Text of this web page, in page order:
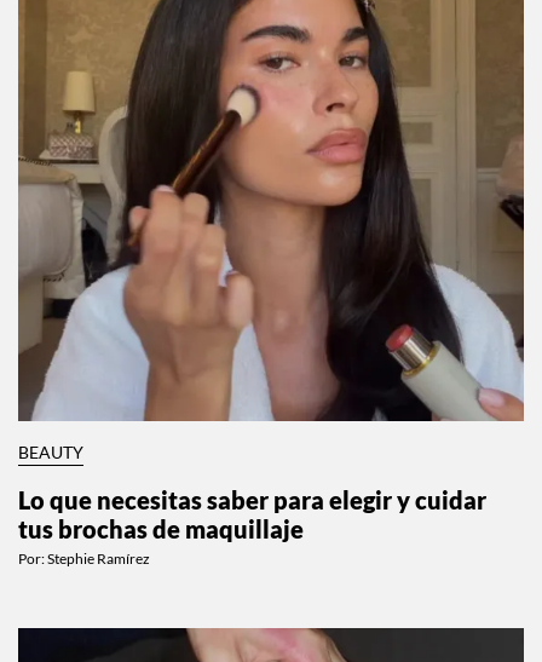
BEAUTY
Lo que necesitas saber para elegir y cuidar
tus brochas de maquillaje
Por:Stephie Ramírez